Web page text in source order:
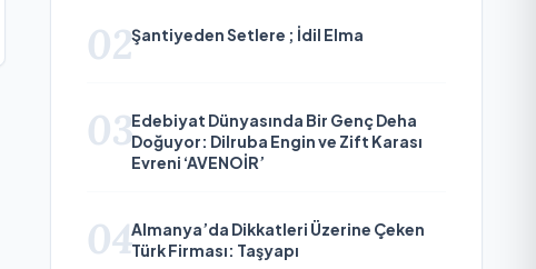
02Şantiyeden Setlere ; İdil Elma
03Edebiyat Dünyasında Bir Genç Deha
Doğuyor: Dilruba Engin ve Zift Karası
Evreni ‘AVENOİR’
04Almanya’da Dikkatleri Üzerine Çeken
Türk Firması: Taşyapı